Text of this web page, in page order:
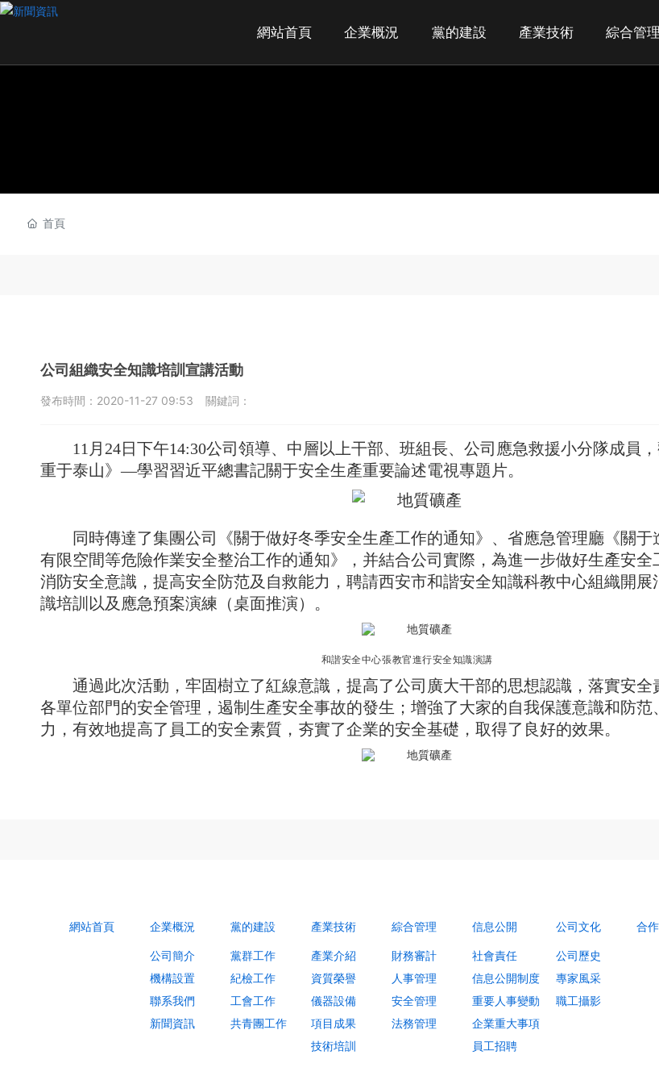
網站首頁 企業概況 黨的建設 產業技術 綜合管理
首頁
公司組織安全知識培訓宣講活動
發布時間： 2020-11-27 09:53 關鍵詞：
11月24日下午14:30公司領導、中層以上干部、班組長、公司應急救援小分隊成員
重于泰山》—學習習近平總書記關于安全生產重要論述電視專題片。
同時傳達了集團公司《關于做好冬季安全生產工作的通知》、省應急管理廳《關于
有限空間等危險作業安全整治工作的通知》，并結合公司實際，為進一步做好生產安全
消防安全意識，提高安全防范及自救能力，聘請西安市和諧安全知識科教中心組織開展
識培訓以及應急預案演練（桌面推演）。
和諧安全中心張教官進行安全知識演講
通過此次活動，牢固樹立了紅線意識，提高了公司廣大干部的思想認識，落實安全
各單位部門的安全管理，遏制生產安全事故的發生；增強了大家的自我保護意識和防范
力，有效地提高了員工的安全素質，夯實了企業的安全基礎，取得了良好的效果。
網站首頁 企業概況
公司簡介
機構設置
聯系我們
新聞資訊
黨的建設
黨群工作
紀檢工作
工會工作
共青團工作
產業技術
產業介紹
資質榮譽
儀器設備
項目成果
技術培訓
綜合管理
財務審計
人事管理
安全管理
法務管理
信息公開
社會責任
信息公開制度
重要人事變動
企業重大事項
員工招聘
公司文化
公司歷史
專家風采
職工攝影
合